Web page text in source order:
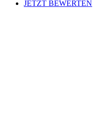
JETZT BEWERTEN